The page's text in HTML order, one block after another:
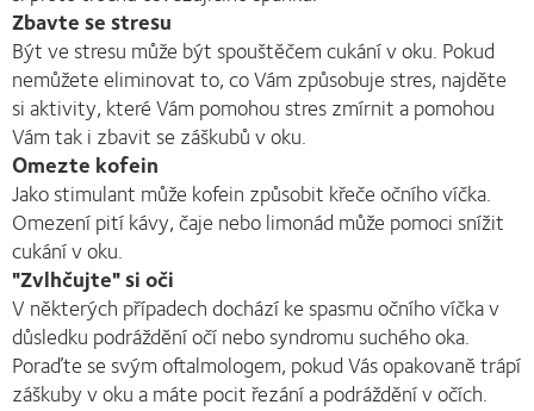
Zbavte se stresu
Být ve stresu může být spouštěčem cukání v oku. Pokud
nemůžete eliminovat to, co Vám způsobuje stres, najděte
si aktivity, které Vám pomohou stres zmírnit a pomohou
Vám tak i zbavit se záškubů v oku.
Omezte kofein
Jako stimulant může kofein způsobit křeče očního víčka.
Omezení pití kávy, čaje nebo limonád může pomoci snížit
cukání v oku.
"Zvlhčujte" si oči
V některých případech dochází ke spasmu očního víčka v
důsledku podráždění očí nebo syndromu suchého oka.
Poraďte se svým oftalmologem, pokud Vás opakovaně trápí
záškuby v oku a máte pocit řezání a podráždění v očích.